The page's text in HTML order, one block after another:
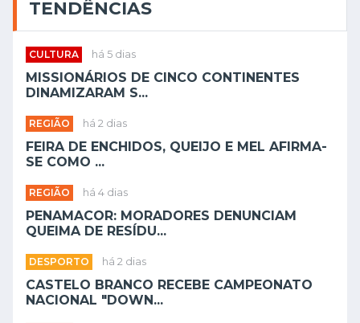
TENDÊNCIAS
CULTURA há 5 dias
MISSIONÁRIOS DE CINCO CONTINENTES
DINAMIZARAM S...
REGIÃO há 2 dias
FEIRA DE ENCHIDOS, QUEIJO E MEL AFIRMA-
SE COMO ...
REGIÃO há 4 dias
PENAMACOR: MORADORES DENUNCIAM
QUEIMA DE RESÍDU...
DESPORTO há 2 dias
CASTELO BRANCO RECEBE CAMPEONATO
NACIONAL "DOWN...